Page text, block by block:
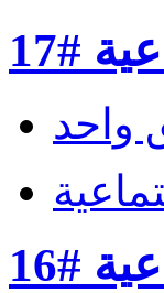
#17
واحد
#16